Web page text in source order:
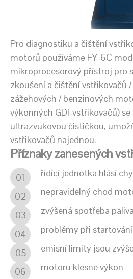
Pro diagnostiku a čištění
motorů používáme FY-6C
mikroprocesorový přístroj pro
zkoušení a čištění vstřikovačů
zážehových / benzinových
výkonných GDI-vstřikovačů)
ultrazvukovou čističkou,
vstřikovačů najednou.
Příznaky zanesených
01
řídící jednotka hlásí
02
nepravidelný chod
03
zvýšená spotřeba paliva
04
problémy při
05
emisní limity jsou
06
motoru klesne výkon